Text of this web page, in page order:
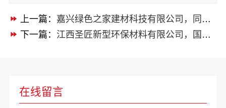
上一篇： 嘉兴绿色之家建材科技有限公司，同城口碑家装机构实惠来袭
下一篇： 江西圣匠新型环保材料有限公司，国内专业室内装修费用预算参考
在线留言